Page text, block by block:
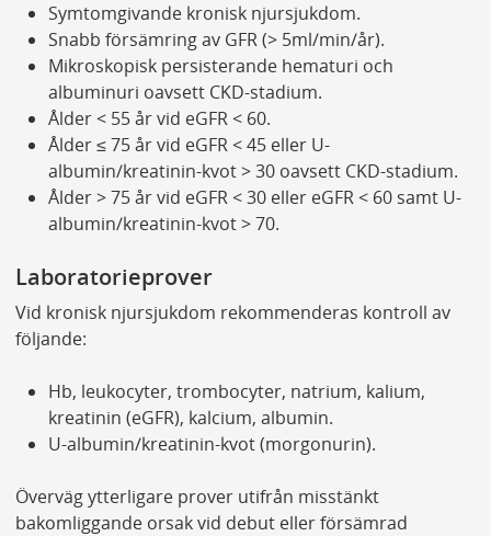
Symtomgivande kronisk njursjukdom.
Snabb försämring av GFR (> 5ml/min/år).
Mikroskopisk persisterande hematuri och
albuminuri oavsett CKD-stadium.
Ålder < 55 år vid eGFR < 60.
Ålder ≤ 75 år vid eGFR < 45 eller U-
albumin/kreatinin-kvot > 30 oavsett CKD-stadium.
Ålder > 75 år vid eGFR < 30 eller eGFR < 60 samt U-
albumin/kreatinin-kvot > 70.
Laboratorieprover
Vid kronisk njursjukdom rekommenderas kontroll av
följande:
Hb, leukocyter, trombocyter, natrium, kalium,
kreatinin (eGFR), kalcium, albumin.
U-albumin/kreatinin-kvot (morgonurin).
Överväg ytterligare prover utifrån misstänkt
bakomliggande orsak vid debut eller försämrad